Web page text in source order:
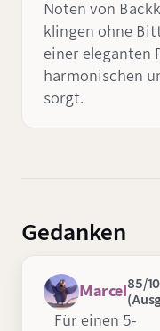
Noten von
klingen ohne
einer eleganten
harmonischen
sorgt.
Gedanken
Marcel 85/
Für einen 5-